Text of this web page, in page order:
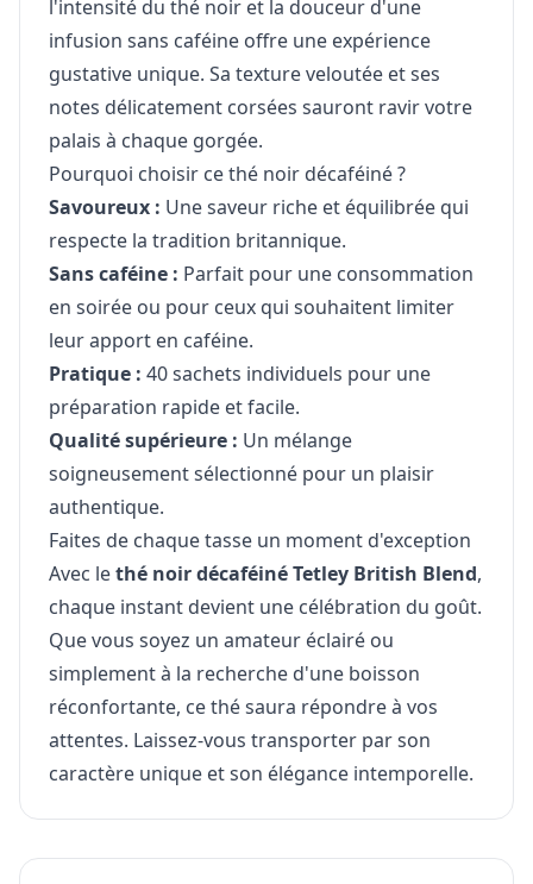
l'intensité du thé noir et la douceur d'une
infusion sans caféine offre une expérience
gustative unique. Sa texture veloutée et ses
notes délicatement corsées sauront ravir votre
palais à chaque gorgée.
Pourquoi choisir ce thé noir décaféiné ?
Savoureux : Une saveur riche et équilibrée qui
respecte la tradition britannique.
Sans caféine : Parfait pour une consommation
en soirée ou pour ceux qui souhaitent limiter
leur apport en caféine.
Pratique : 40 sachets individuels pour une
préparation rapide et facile.
Qualité supérieure : Un mélange
soigneusement sélectionné pour un plaisir
authentique.
Faites de chaque tasse un moment d'exception
Avec lethé noir décaféiné Tetley British Blend,
chaque instant devient une célébration du goût.
Que vous soyez un amateur éclairé ou
simplement à la recherche d'une boisson
réconfortante, ce thé saura répondre à vos
attentes. Laissez-vous transporter par son
caractère unique et son élégance intemporelle.